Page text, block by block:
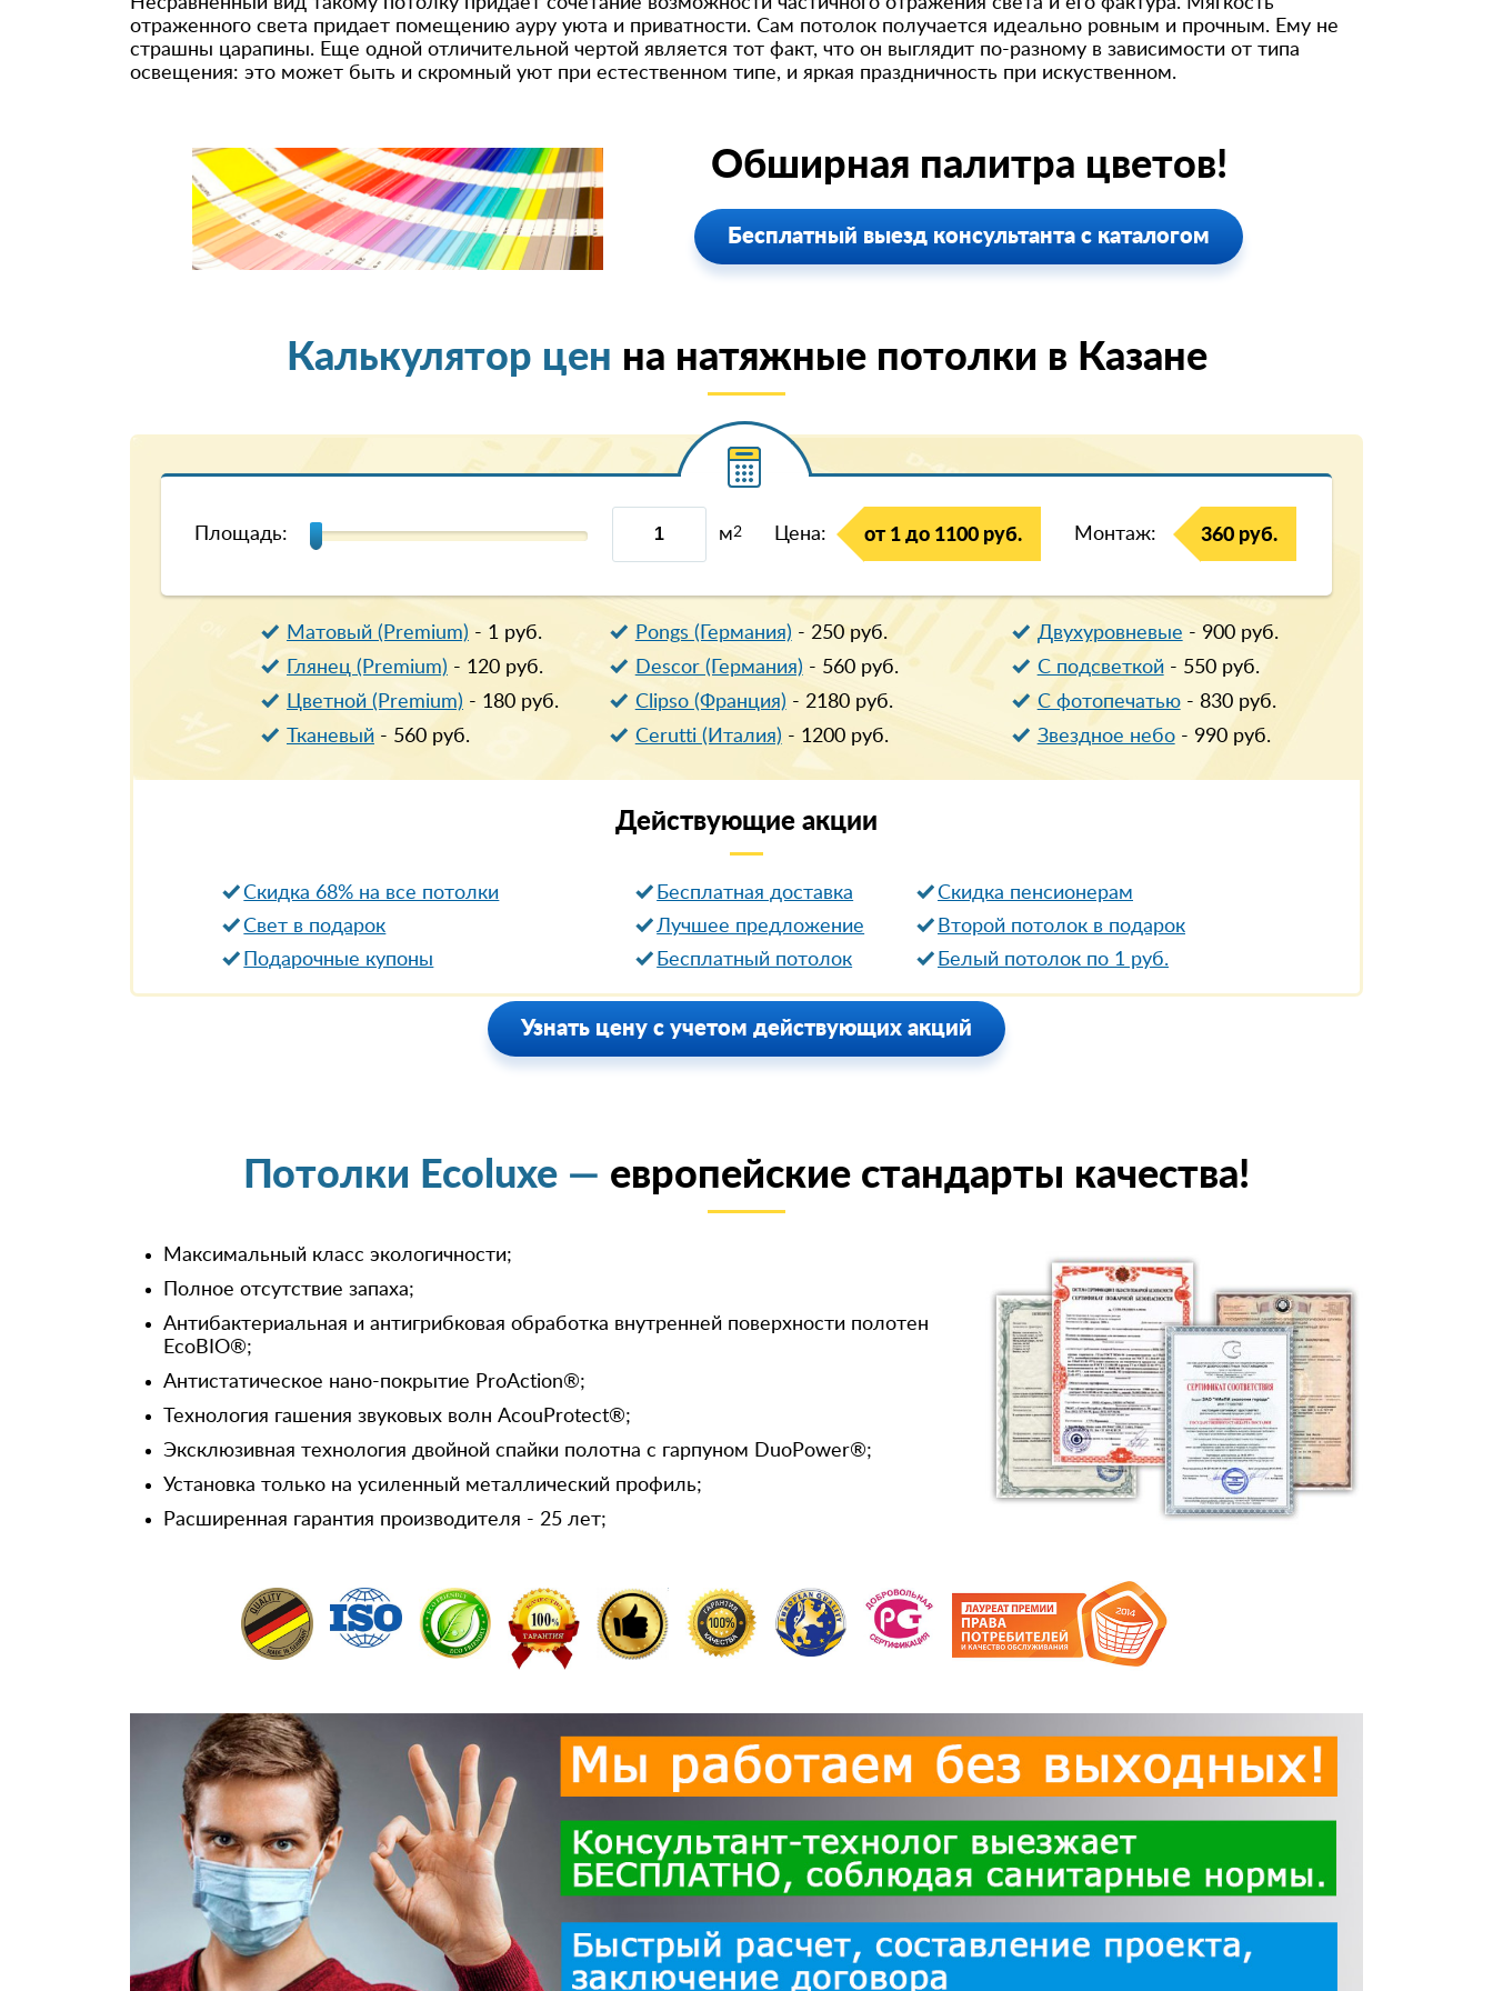
отраженного света придает помещению ауру уюта и приватности. Сам потолок получается идеально ровным и прочным. Ему не
страшны царапины. Еще одной отличительной чертой является тот факт, что он выглядит по-разному в зависимости от типа
освещения: это может быть и скромный уют при естественном типе, и яркая праздничность при искуственном.
Обширная палитра цветов!
Бесплатный выезд консультанта с каталогом
Калькулятор цен на натяжные потолки в Казанe
Площадь: м2 Цена: от 1 до 1100 руб. Монтаж: 360 руб.
Матовый (Premium) - 1руб. Двухуровневые - 900руб.
Pongs (Германия) - 250руб.
Глянец (Premium) - 120руб. С подсветкой- 550руб.
Descor (Германия) - 560руб.
Цветной (Premium) - 180руб. С фотопечатью- 830руб.
Clipso (Франция) - 2180руб.
Тканевый- 560руб. Звездное небо- 990руб.
Cerutti (Италия) - 1200руб.
Действующие акции
Скидка 68% на все потолки Бесплатная доставка
Cкидка пенсионерам
Свет в подарок
Лучшее предложение
Второй потолок в подарок
Подарочные купоны
Бесплатный потолок Белый потолок по 1 руб.
Узнать цену с учетом действующих акций
Потолки Ecoluxe — европейские стандарты качества!
Максимальный класс экологичности;
Полное отсутствие запаха;
Антибактериальная и антигрибковая обработка внутренней поверхности полотен
EcoBIO®;
Антистатическое нано-покрытие ProAction®;
Технология гашения звуковых волн AcouProtect®;
Эксклюзивная технология двойной спайки полотна с гарпуном DuoPower®;
Установка только на усиленный металлический профиль;
Расширенная гарантия производителя - 25 лет;